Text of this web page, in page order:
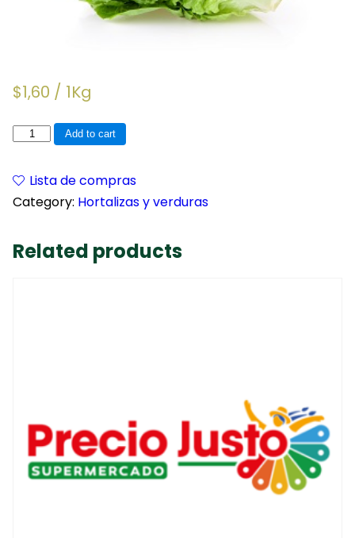
$1,60 / 1Kg
LECHUGA
quantity
Add to cart
Lista de compras
Category: Hortalizas y verduras
Related products